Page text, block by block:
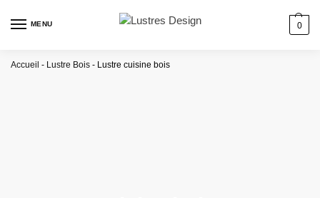
MENU 0
Accueil - Lustre Bois - Lustre cuisine bois